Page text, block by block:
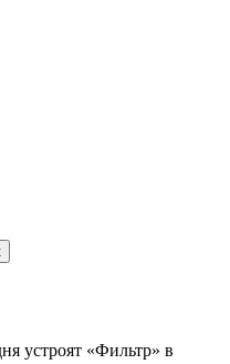
устроят «Фильтр» в